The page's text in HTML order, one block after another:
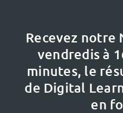
Recevez notre
vendredis à
minutes, le
de Digital
en